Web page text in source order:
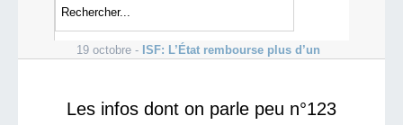
Starting Doc
19 octobre -
s’envolent, dopés par le courtage
19 octobre - ISF: L’État rembourse plus d’un
Les infos dont on parle peu n°123